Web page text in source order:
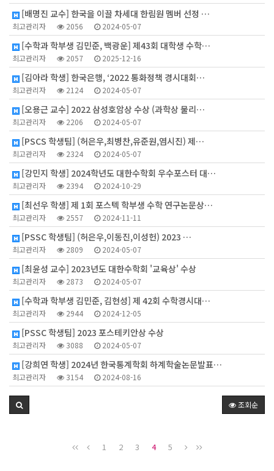
[배명진 교수] 한국을 이끌 차세대 한림원 멤버 선정 …
최고관리자 2056 2024-05-07
[수학과 학부생 김민준, 백광운] 제43회 대학생 수학…
최고관리자 2057 2025-12-16
[김아라 학생] 한국은행, ‘2022 통화정책 경시대회…
최고관리자 2124 2024-05-07
[오용근 교수] 2022 삼성호암상 수상 (과학상 물리…
최고관리자 2206 2024-05-07
[PSCS 학생팀] (허은우,최병찬,유준원,염시진) 제…
최고관리자 2324 2024-05-07
[강민지 학생] 2024학년도 대한수학회 우수포스터 대…
최고관리자 2394 2024-10-29
[최선우 학생] 제 1회 포스텍 학부생 수학 연구논문상…
최고관리자 2557 2024-11-11
[PSSC 학생팀] (허은우,이동진,이성헌) 2023 …
최고관리자 2809 2024-05-07
[최윤성 교수] 2023년도 대한수학회 '교육상' 수상
최고관리자 2873 2024-05-07
[수학과 학부생 김민준, 김현성] 제 42회 수학경시대…
최고관리자 2944 2024-12-05
[PSSC 학생팀] 2023 포스테키안상 수상
최고관리자 3088 2024-05-07
[강희연 학생] 2024년 한국통계학회 하계학술논문발표…
최고관리자 3154 2024-08-16
조회순
1 2 3 4 5